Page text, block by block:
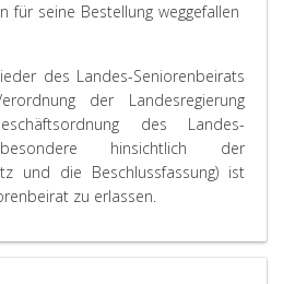
für seine Bestellung weggefallen
des Landes-Seniorenbeirats
der Landesregierung
des Landes-
hinsichtlich der
und die Beschlussfassung) ist
zu erlassen.